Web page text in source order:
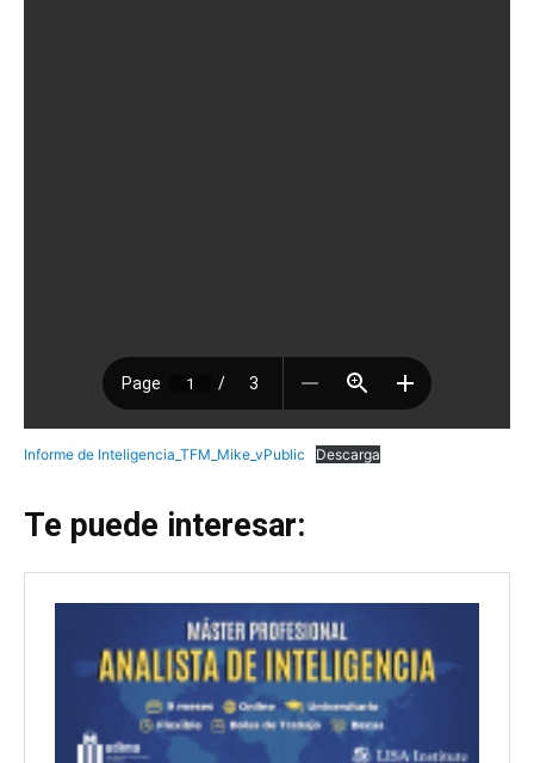
Informe de Inteligencia_TFM_Mike_vPublic Descarga
Te puede interesar: